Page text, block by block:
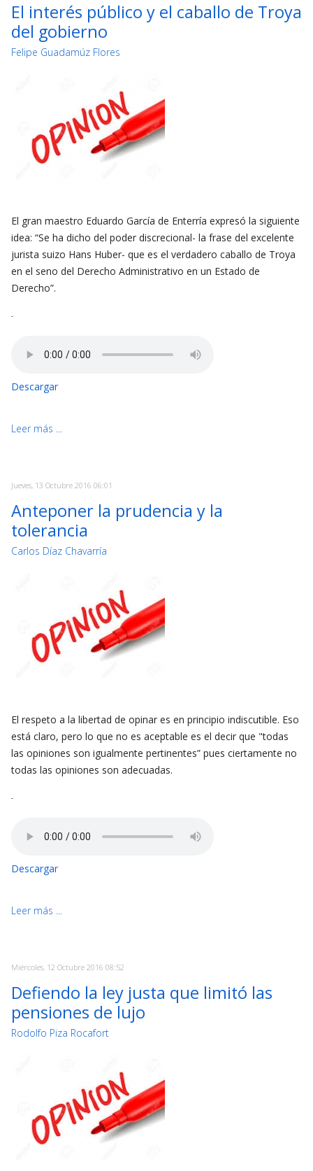
El interés público y el caballo de Troya
del gobierno
Felipe Guadamúz Flores
El gran maestro Eduardo García de Enterría expresó la siguiente
idea: “Se ha dicho del poder discrecional- la frase del excelente
jurista suizo Hans Huber- que es el verdadero caballo de Troya
en el seno del Derecho Administrativo en un Estado de
Derecho”.
-
Descargar
Leer más ...
Jueves, 13 Octubre 2016 06:01
Anteponer la prudencia y la
tolerancia
Carlos Díaz Chavarría
El respeto a la libertad de opinar es en principio indiscutible. Eso
está claro, pero lo que no es aceptable es el decir que "todas
las opiniones son igualmente pertinentes” pues ciertamente no
todas las opiniones son adecuadas.
-
Descargar
Leer más ...
Miércoles, 12 Octubre 2016 08:52
Defiendo la ley justa que limitó las
pensiones de lujo
Rodolfo Piza Rocafort